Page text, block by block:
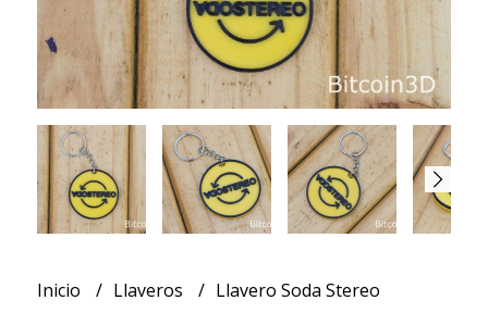
Inicio Llaveros Llavero Soda Stereo